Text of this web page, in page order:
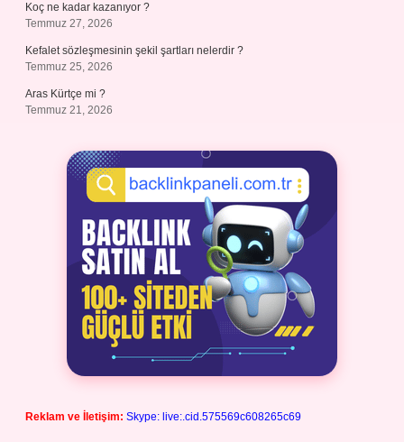
Koç ne kadar kazanıyor ?
Temmuz 27, 2026
Kefalet sözleşmesinin şekil şartları nelerdir ?
Temmuz 25, 2026
Aras Kürtçe mi ?
Temmuz 21, 2026
Reklam ve İletişim: Skype: live:.cid.575569c608265c69